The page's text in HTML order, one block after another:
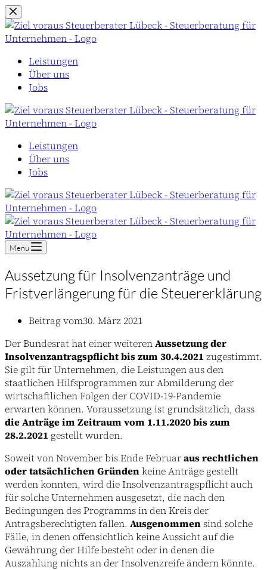
Zum
Inhalt
springen
Leistungen
Über uns
Jobs
Leistungen
Über uns
Jobs
Menu
Aussetzung für Insolvenzanträge und
Fristverlängerung für die Steuererklärung
Beitrag vom30. März 2021
Der Bundesrat hat einer weiterenAussetzung der
Insolvenzantragspflicht bis zum 30.4.2021 zugestimmt.
Sie gilt für Unternehmen, die Leistungen aus den
staatlichen Hilfsprogrammen zur Abmilderung der
wirtschaftlichen Folgen der COVID-19-Pandemie
erwarten können. Voraussetzung ist grundsätzlich, dass
die Anträge im Zeitraum vom 1.11.2020 bis zum
28.2.2021 gestellt wurden.
Soweit von November bis Ende Februaraus rechtlichen
oder tatsächlichen Gründenkeine Anträge gestellt
werden konnten, wird die Insolvenzantragspflicht auch
für solche Unternehmen ausgesetzt, die nach den
Bedingungen des Programms in den Kreis der
Antragsberechtigten fallen. Ausgenommensind solche
Fälle, in denen offensichtlich keine Aussicht auf die
Gewährung der Hilfe besteht oder in denen die
Auszahlung nichts an der Insolvenzreife ändern könnte.